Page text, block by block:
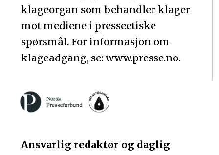
klageorgan som behandler klager
mot mediene i presseetiske
spørsmål. For informasjon om
klageadgang, se: www.presse.no.
Ansvarlig redaktør og daglig